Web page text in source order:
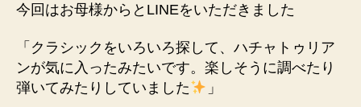
今回はお母様からとLINEをいただきました
「クラシックをいろいろ探して、ハチャトゥリア
ンが気に入ったみたいです。楽しそうに調べたり
弾いてみたりしていました
」